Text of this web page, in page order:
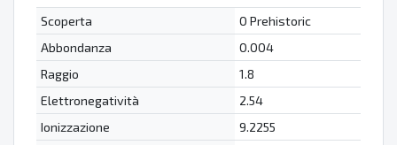
Scoperta
0 Prehistoric
Abbondanza
0.004
Raggio
1.8
Elettronegatività
2.54
Ionizzazione
9.2255